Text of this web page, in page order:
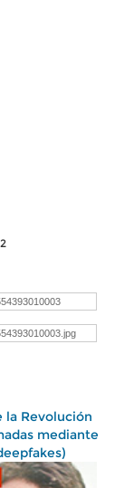
la Revolución
mediante